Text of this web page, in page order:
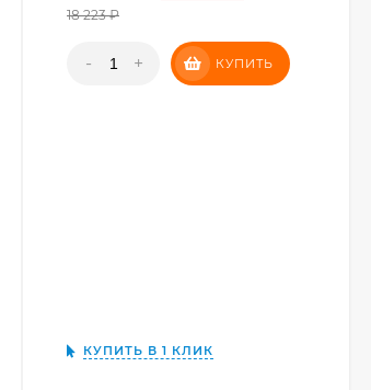
18 223
- + КУПИТЬ
КУПИТЬ В 1 КЛИК